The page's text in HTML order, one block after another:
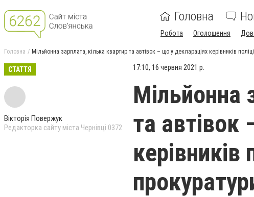
Головна
Робота Оголошення
Головна Мільйонна зарплата, кілька квартир та автівок – що у деклараціях керівників
СТАТТЯ
Вікторія Повержук
Редакторка сайту міста Чернівці 0372
17:10, 16 червня 2021 р.
Мільйонна
та автівок
керівників